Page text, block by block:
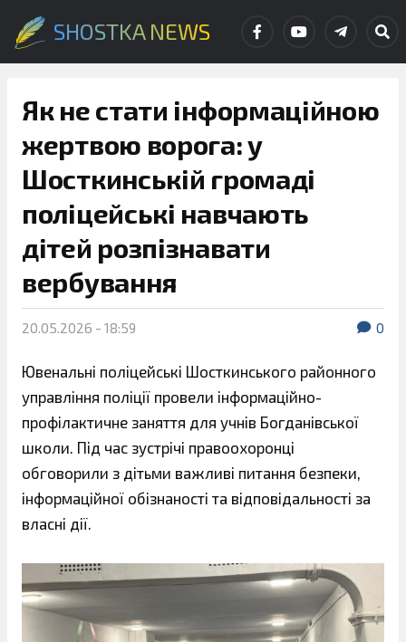
SHOSTKA NEWS
Як не стати інформаційною
жертвою ворога: у
Шосткинській громаді
поліцейські навчають
дітей розпізнавати
вербування
20.05.2026 - 18:59 0
Ювенальні поліцейські Шосткинського районного
управління поліції провели інформаційно-
профілактичне заняття для учнів Богданівської
школи. Під час зустрічі правоохоронці
обговорили з дітьми важливі питання безпеки,
інформаційної обізнаності та відповідальності за
власні дії.